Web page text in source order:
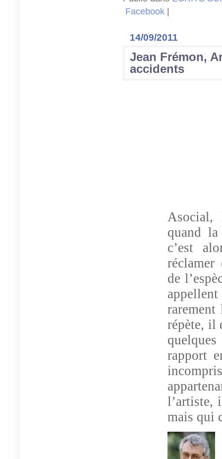
Facebook |
14/09/2011
Jean Frémon,
accidents
Asocial,
quand
c’est
réclamer
de
répète, il
rapport
mais qui